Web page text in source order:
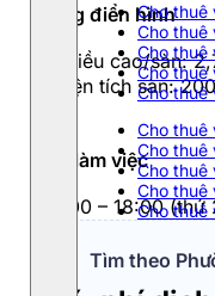
Cho thuê
Cho thuê
Cho thuê
Cho thuê
Cho thuê
Cho thuê
Cho thuê
Cho thuê
Cho thuê
Cho thuê
Tìm theo
Tầng điển hình
- Chiều cao/sàn:
- Diện tích sàn:
Giờ làm việc
08:00 – 18:00